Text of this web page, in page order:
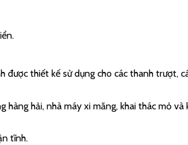
thiết kế sử dụng cho các thanh trượt,
hải, nhà máy xi măng, khai thác mỏ và
tĩnh.